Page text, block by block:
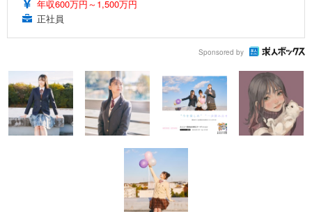
年収600万円～1,500万円
正社員
Sponsored by